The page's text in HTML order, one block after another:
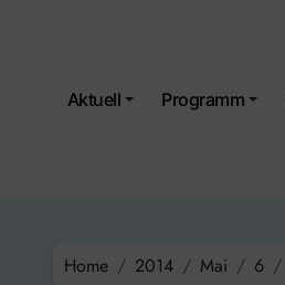
Aktuell Programm
Home 2014 Mai 6